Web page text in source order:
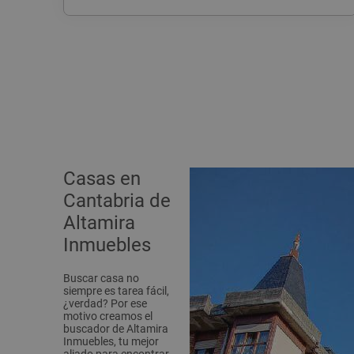
Casas en
Cantabria de
Altamira
Inmuebles
Buscar casa no
siempre es tarea fácil,
¿verdad? Por ese
motivo creamos el
buscador de Altamira
Inmuebles, tu mejor